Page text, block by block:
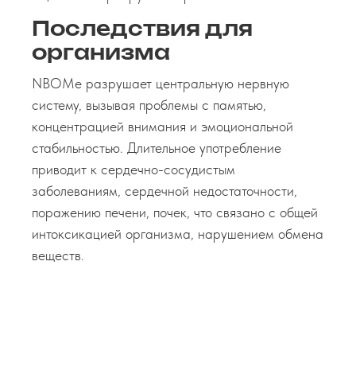
Последствия для
организма
NBOMe разрушает центральную нервную
систему, вызывая проблемы с памятью,
концентрацией внимания и эмоциональной
стабильностью. Длительное употребление
приводит к сердечно-сосудистым
заболеваниям, сердечной недостаточности,
поражению печени, почек, что связано с общей
интоксикацией организма, нарушением обмена
веществ.